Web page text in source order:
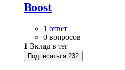
Boost
1 ответ
0 вопросов
1 Вклад в тег
Подписаться 232